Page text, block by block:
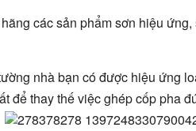
các sản phẩm sơn hiệu
nhà bạn có được hiệu ứng
thay thế việc ghép cốp pha